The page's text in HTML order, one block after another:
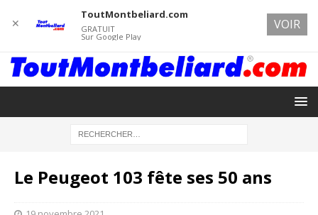
Le Peugeot 103 fête ses 50 ans
✕
ToutMontbeliard.com
GRATUIT
Sur Google Play
VOIR